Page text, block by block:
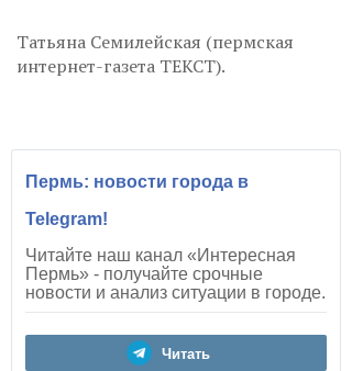
Татьяна Семилейская (пермская
интернет-газета ТЕКСТ).
Пермь: новости города в
Telegram!
Читайте наш канал «Интересная
Пермь» - получайте срочные
новости и анализ ситуации в городе.
Читать